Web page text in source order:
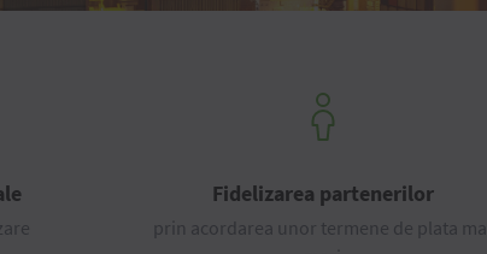
Fidelizarea partenerilor
prin acordarea unor termene de plata mai